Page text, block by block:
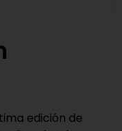
edición de